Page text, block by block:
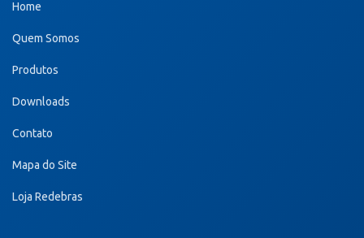
Home
Quem Somos
Produtos
Downloads
Contato
Mapa do Site
Loja Redebras